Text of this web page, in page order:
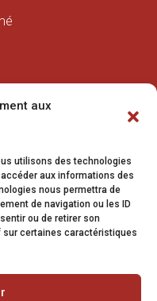
aux
utilisons des technologies
aux informations des
nous permettra de
de navigation ou les ID
ou de retirer son
certaines caractéristiques